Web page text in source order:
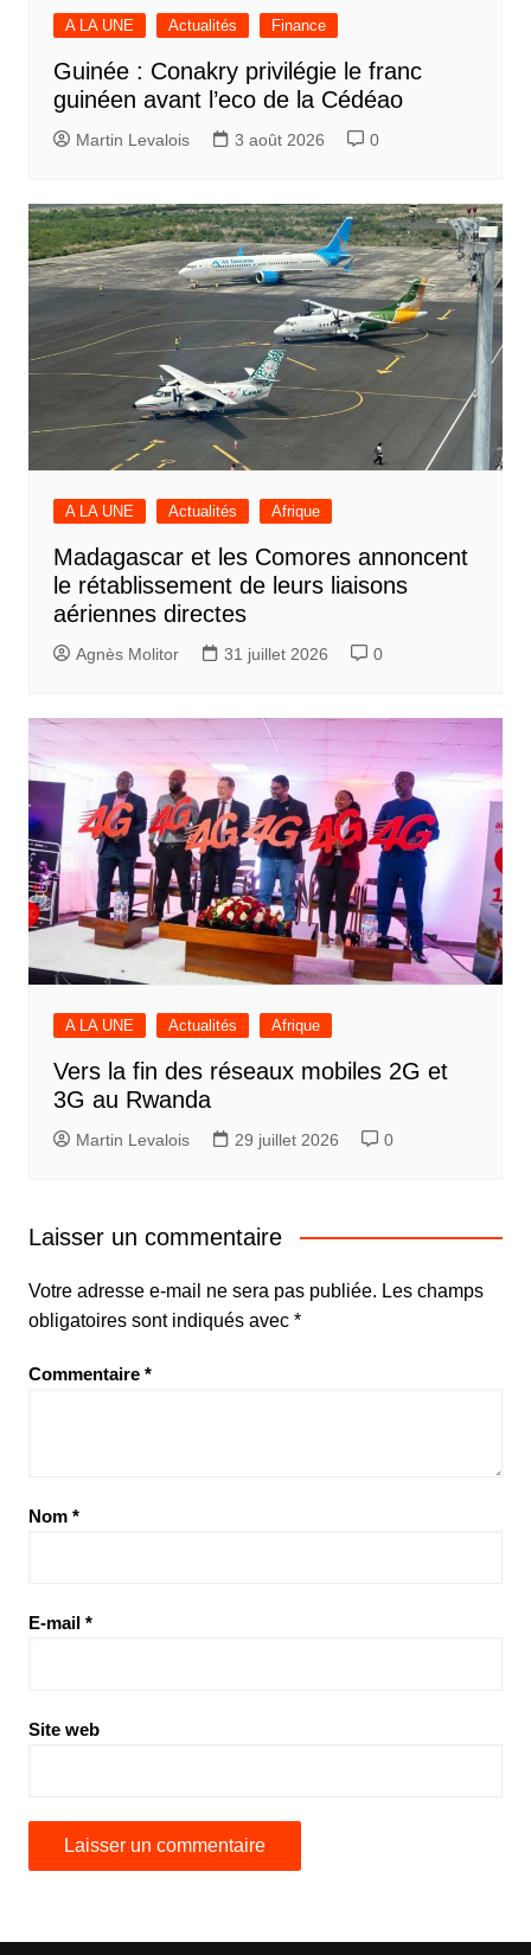
A LA UNE Actualités Finance
Guinée : Conakry privilégie le franc
guinéen avant l’eco de la Cédéao
Martin Levalois 3 août 2026 0
A LA UNE Actualités Afrique
Madagascar et les Comores annoncent
le rétablissement de leurs liaisons
aériennes directes
Agnès Molitor 31 juillet 2026 0
A LA UNE Actualités Afrique
Vers la fin des réseaux mobiles 2G et
3G au Rwanda
Martin Levalois 29 juillet 2026 0
Laisser un commentaire
Votre adresse e-mail ne sera pas publiée. Les champs
obligatoires sont indiqués avec *
Commentaire *
Nom *
E-mail *
Site web